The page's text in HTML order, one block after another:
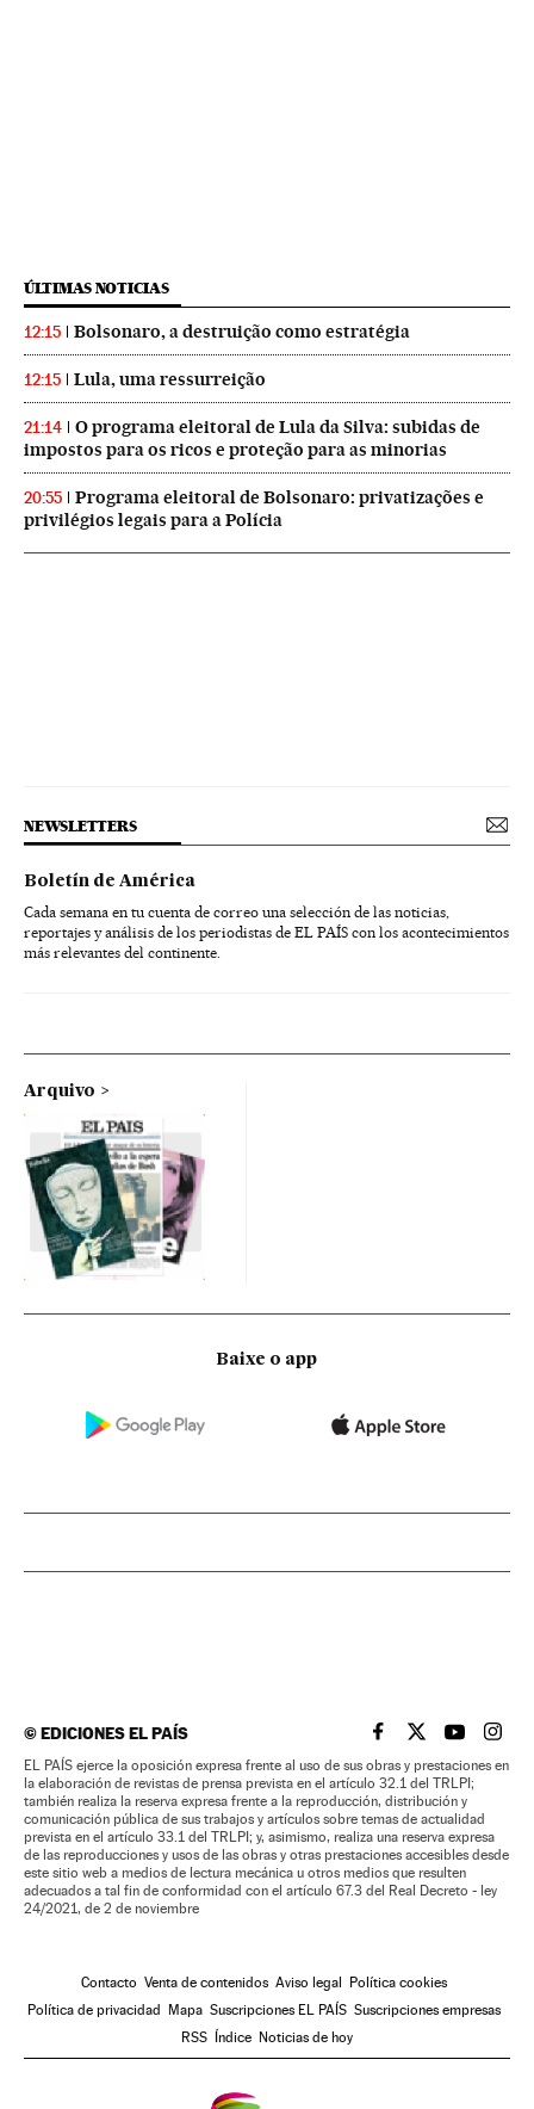
ÚLTIMAS NOTICIAS
12:15 Bolsonaro, a destruição como estratégia
12:15 Lula, uma ressurreição
21:14
O programa eleitoral de Lula da Silva: subidas de
impostos para os ricos e proteção para as minorias
20:55
Programa eleitoral de Bolsonaro: privatizações e
privilégios legais para a Polícia
NEWSLETTERS
Boletín de América
Cada semana en tu cuenta de correo una selección de las noticias,
reportajes y análisis de los periodistas de EL PAÍS con los acontecimientos
más relevantes del continente.
Arquivo
Baixe o app
©EDICIONES EL PAÍS EL PAÍS BRASIL EN
EL PAÍSEL PAÍS
EL
EL PAÍS ejerce la oposición expresa frente al uso de sus obras y prestaciones en
la elaboración de revistas de prensa prevista en el artículo 32.1 del TRLPI;
también realiza la reserva expresa frente a la reproducción, distribución y
comunicación pública de sus trabajos y artículos sobre temas de actualidad
prevista en el artículo 33.1 del TRLPI; y, asimismo, realiza una reserva expresa
de las reproducciones y usos de las obras y otras prestaciones accesibles desde
este sitio web a medios de lectura mecánica u otros medios que resulten
adecuados a tal fin de conformidad con el artículo 67.3 del Real Decreto - ley
24/2021, de 2 de noviembre
Contacto Venta de contenidos Aviso legal
Política cookies
Política de privacidad
Mapa Suscripciones EL PAÍS Suscripciones empresas
RSS
Índice Noticias de hoy